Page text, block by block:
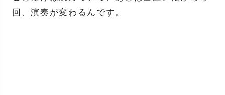
回、演奏が変わるんです。